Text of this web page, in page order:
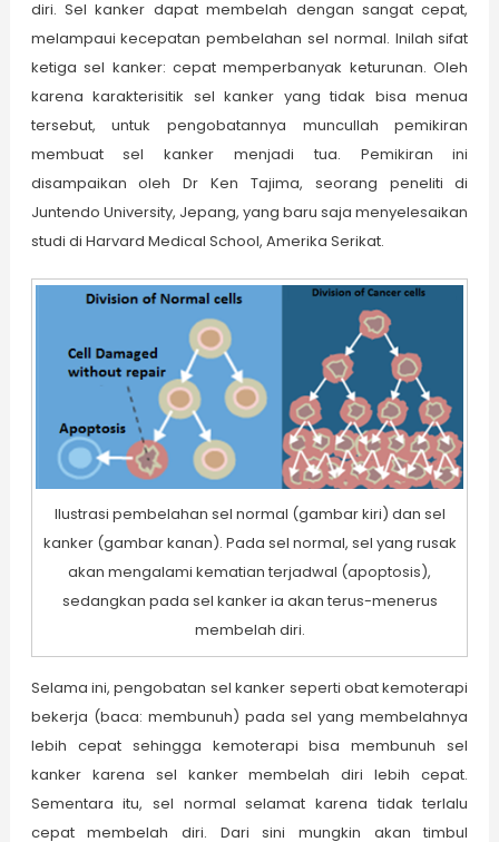
diri. Sel kanker dapat membelah dengan sangat cepat,
melampaui kecepatan pembelahan sel normal. Inilah sifat
ketiga sel kanker: cepat memperbanyak keturunan. Oleh
karena karakterisitik sel kanker yang tidak bisa menua
tersebut, untuk pengobatannya muncullah pemikiran
membuat sel kanker menjadi tua. Pemikiran ini
disampaikan oleh Dr Ken Tajima, seorang peneliti di
Juntendo University, Jepang, yang baru saja menyelesaikan
studi di Harvard Medical School, Amerika Serikat.
Ilustrasi pembelahan sel normal (gambar kiri) dan sel
kanker (gambar kanan). Pada sel normal, sel yang rusak
akan mengalami kematian terjadwal (apoptosis),
sedangkan pada sel kanker ia akan terus-menerus
membelah diri.
Selama ini, pengobatan sel kanker seperti obat kemoterapi
bekerja (baca: membunuh) pada sel yang membelahnya
lebih cepat sehingga kemoterapi bisa membunuh sel
kanker karena sel kanker membelah diri lebih cepat.
Sementara itu, sel normal selamat karena tidak terlalu
cepat membelah diri. Dari sini mungkin akan timbul